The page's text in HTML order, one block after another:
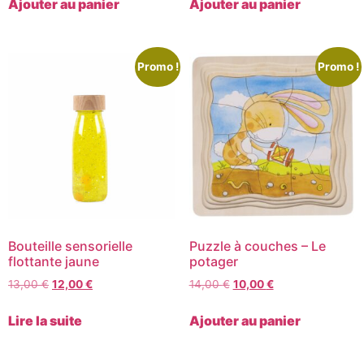
Ajouter au panier Ajouter au panier
Promo !
Bouteille sensorielle
flottante jaune
13,00€ 12,00€
Lire la suite
Promo !
Puzzle à couches – Le
potager
14,00€ 10,00€
Ajouter au panier